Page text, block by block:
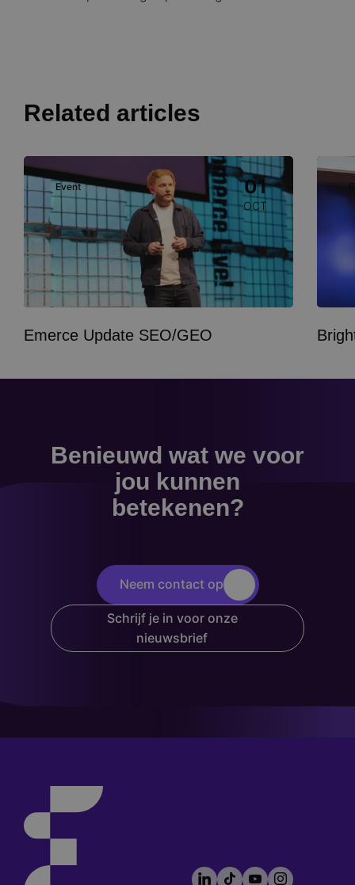
Related articles
Event 01
OCT
Image
Emerce Update SEO/GEO
Image
Benieuwd wat we voor
jou kunnen
betekenen?
Neem contact op
Schrijf je in voor onze
nieuwsbrief
Footer
LinkedIn
TikTokYouTubeInstagram